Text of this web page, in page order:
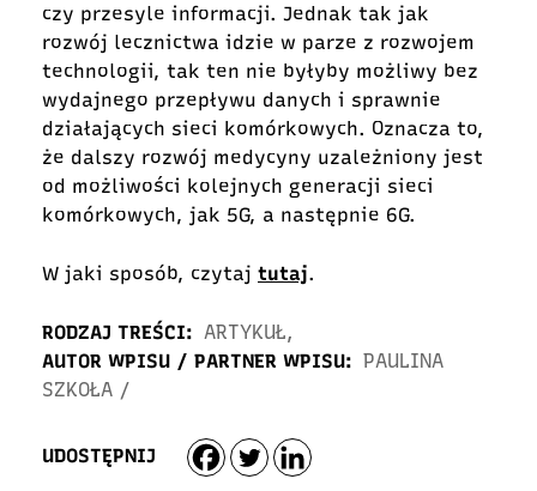
czy przesyle informacji. Jednak tak jak
rozwój lecznictwa idzie w parze z rozwojem
technologii, tak ten nie byłyby możliwy bez
wydajnego przepływu danych i sprawnie
działających sieci komórkowych. Oznacza to,
że dalszy rozwój medycyny uzależniony jest
od możliwości kolejnych generacji sieci
komórkowych, jak 5G, a następnie 6G.
W jaki sposób, czytaj tutaj.
RODZAJ TREŚCI: ARTYKUŁ,
AUTOR WPISU / PARTNER WPISU: PAULINA
SZKOŁA /
UDOSTĘPNIJ